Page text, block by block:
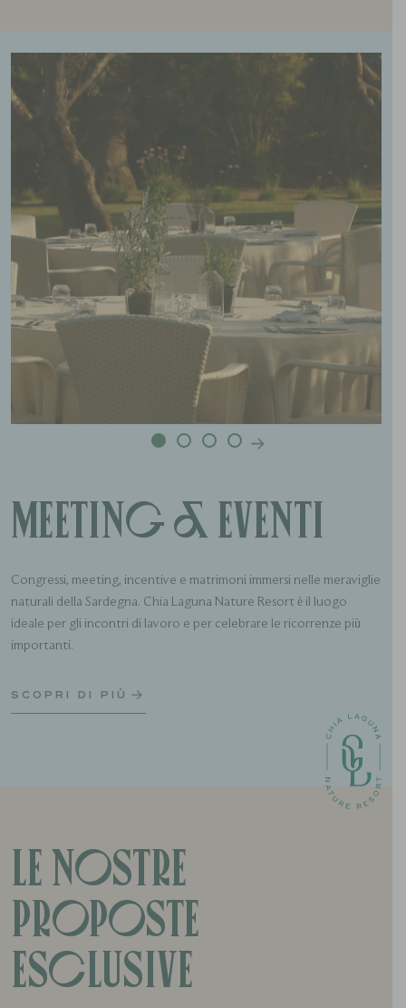
Meeting & Eventi
Congressi, meeting, incentive e matrimoni immersi nelle meraviglie
naturali della Sardegna. Chia Laguna Nature Resort è il luogo
ideale per gli incontri di lavoro e per celebrare le ricorrenze più
importanti.
SCOPRI DI PIÙ
Le nostre
proposte
esclusive